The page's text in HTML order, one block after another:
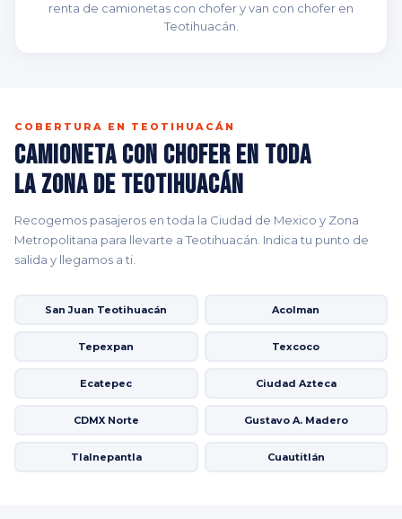
renta de camionetas con chofer y van con chofer en
Teotihuacán.
COBERTURA EN TEOTIHUACÁN
Camioneta con Chofer en Toda
la Zona de Teotihuacán
Recogemos pasajeros en toda la Ciudad de Mexico y Zona
Metropolitana para llevarte a Teotihuacán. Indica tu punto de
salida y llegamos a ti.
San Juan Teotihuacán Acolman
Tepexpan Texcoco
Ecatepec Ciudad Azteca
CDMX Norte Gustavo A. Madero
Tlalnepantla Cuautitlán